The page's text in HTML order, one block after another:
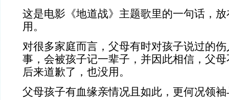
这是电影《地道战》主题歌里的一句话，
用。
对很多家庭而言，父母有时对孩子说过的
事，会被孩子记一辈子，并因此相信，父
后来道歉了，也没用。
父母孩子有血缘亲情况且如此，更何况领